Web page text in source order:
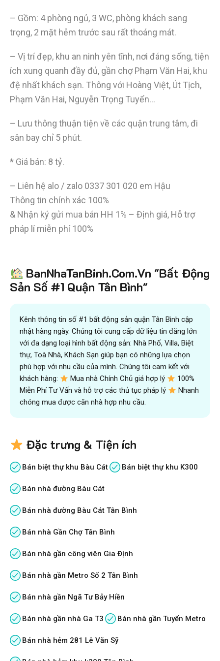
– Gồm: 4 phòng ngủ, 3 WC, phòng khách sang
trọng, 2 mặt hẻm trước sau rất thoáng mát.
– Vị trí đẹp, khu an ninh yên tĩnh, nơi đáng sống, tiện
ích xung quanh đầy đủ, gần chợ Phạm Văn Hai, khu
đệ nhất khách sạn. Thông với Hoàng Việt, Út Tịch,
Phạm Văn Hai, Nguyễn Trọng Tuyển…
– Lưu thông thuận tiện về các quận trung tâm, đi
sân bay chỉ 5 phút.
* Giá bán: 8 tỷ.
– Liên hệ alo / zalo 0337 301 020 em Hậu
Thông tin chính xác 100%
& Nhận ký gửi mua bán HH 1% – Định giá, Hỗ trợ
pháp lí miễn phí 100%
Tiết kiệmhơn 90% thời gian , mua bán được nhanh hơn
và kiếm được nhiều tiền hơn với sự trợ giúp đắc lực của
đội ngũ chuyên gia VICTORY REAL
Trên 10.500 Khách Hàng Đã Tìm Mua
Nhanh
BanNhaTanBinh.Com.Vn "Bất Động
Sản Số #1 Quận Tân Bình"
Kênh thông tin số #1 bất động sản quận Tân Bình cập
nhật hàng ngày. Chúng tôi cung cấp dữ liệu tin đăng lớn
với đa dạng loại hình bất động sản: Nhà Phố, Villa, Biệt
thự, Toà Nhà, Khách Sạn giúp bạn có những lựa chọn
phù hợp với nhu cầu của mình. Chúng tôi cam kết với
khách hàng:
Mua nhà Chính Chủ giá hợp lý
100%
Miễn Phí Tư Vấn và hỗ trợ các thủ tục pháp lý
Nhanh
chóng mua được căn nhà hợp nhu cầu.
Đặc trưng & Tiện ích
Bán biệt thự khu Bàu Cát Bán biệt thự khu K300
Bán nhà đường Bàu Cát
Bán nhà đường Bàu Cát Tân Bình
Bán nhà Gần Chợ Tân Bình
Bán nhà gần công viên Gia Định
Bán nhà gần Metro Số 2 Tân Bình
Bán nhà gần Ngã Tư Bảy Hiền
Bán nhà gần nhà Ga T3 Bán nhà gần Tuyến Metro
Bán nhà hẻm 281 Lê Văn Sỹ